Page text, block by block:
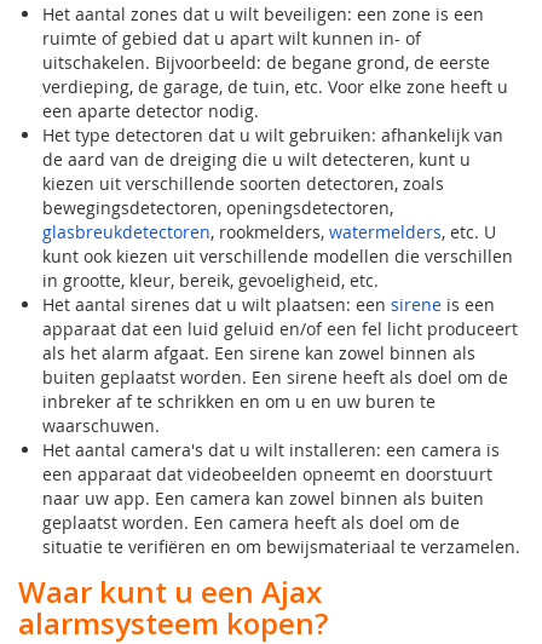
Het aantal zones dat u wilt beveiligen: een zone is een
ruimte of gebied dat u apart wilt kunnen in- of
uitschakelen. Bijvoorbeeld: de begane grond, de eerste
verdieping, de garage, de tuin, etc. Voor elke zone heeft u
een aparte detector nodig.
Het type detectoren dat u wilt gebruiken: afhankelijk van
de aard van de dreiging die u wilt detecteren, kunt u
kiezen uit verschillende soorten detectoren, zoals
bewegingsdetectoren, openingsdetectoren,
glasbreukdetectoren, rookmelders, watermelders, etc. U
kunt ook kiezen uit verschillende modellen die verschillen
in grootte, kleur, bereik, gevoeligheid, etc.
Het aantal sirenes dat u wilt plaatsen: een sirene is een
apparaat dat een luid geluid en/of een fel licht produceert
als het alarm afgaat. Een sirene kan zowel binnen als
buiten geplaatst worden. Een sirene heeft als doel om de
inbreker af te schrikken en om u en uw buren te
waarschuwen.
Het aantal camera's dat u wilt installeren: een camera is
een apparaat dat videobeelden opneemt en doorstuurt
naar uw app. Een camera kan zowel binnen als buiten
geplaatst worden. Een camera heeft als doel om de
situatie te verifiëren en om bewijsmateriaal te verzamelen.
Waar kunt u een Ajax
alarmsysteem kopen?